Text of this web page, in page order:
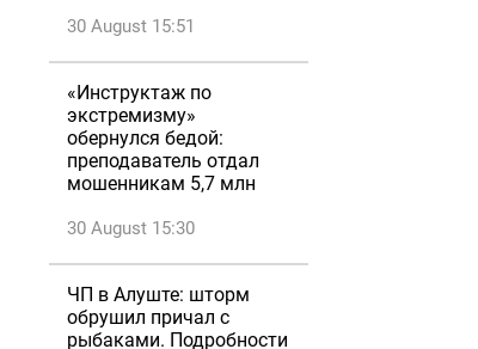
30 August 15:51
«Инструктаж по
экстремизму»
обернулся бедой:
преподаватель отдал
мошенникам 5,7 млн
30 August 15:30
ЧП в Алуште: шторм
обрушил причал с
рыбаками. Подробности